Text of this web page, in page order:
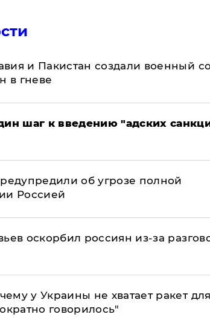
и Пакистан создали военный
в гневе
шаг к введению "адских
об угрозе полной
Россией
оскорбил россиян из-за
у Украины не хватает ракет
говорилось"